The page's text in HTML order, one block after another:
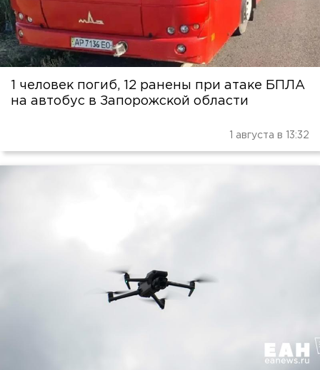
1 человек погиб, 12 ранены при атаке БПЛА
на автобус в Запорожской области
1 августа в 13:32